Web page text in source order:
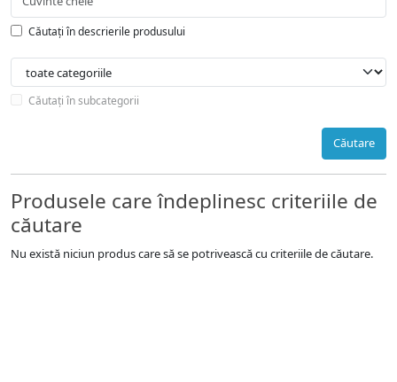
Căutați în descrierile produsului
Căutați în subcategorii
Căutare
Produsele care îndeplinesc criteriile de
căutare
Nu există niciun produs care să se potrivească cu criteriile de căutare.